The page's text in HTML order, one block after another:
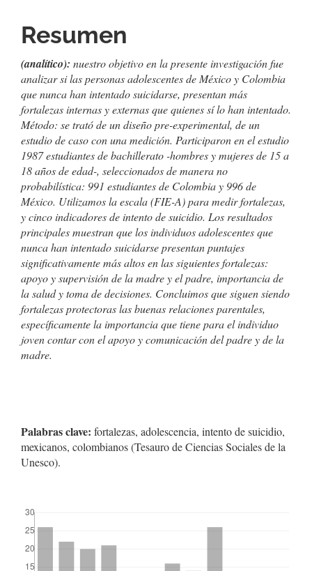
Resumen
(analítico): nuestro objetivo en la presente investigación fue
analizar si las personas adolescentes de México y Colombia
que nunca han intentado suicidarse, presentan más
fortalezas internas y externas que quienes sí lo han intentado.
Método: se trató de un diseño pre-experimental, de un
estudio de caso con una medición. Participaron en el estudio
1987 estudiantes de bachillerato -hombres y mujeres de 15 a
18 años de edad-, seleccionados de manera no
probabilística: 991 estudiantes de Colombia y 996 de
México. Utilizamos la escala (FIE-A) para medir fortalezas,
y cinco indicadores de intento de suicidio. Los resultados
principales muestran que los individuos adolescentes que
nunca han intentado suicidarse presentan puntajes
significativamente más altos en las siguientes fortalezas:
apoyo y supervisión de la madre y el padre, importancia de
la salud y toma de decisiones. Concluimos que siguen siendo
fortalezas protectoras las buenas relaciones parentales,
específicamente la importancia que tiene para el individuo
joven contar con el apoyo y comunicación del padre y de la
madre.
Palabras clave: fortalezas, adolescencia, intento de suicidio,
mexicanos, colombianos (Tesauro de Ciencias Sociales de la
Unesco).